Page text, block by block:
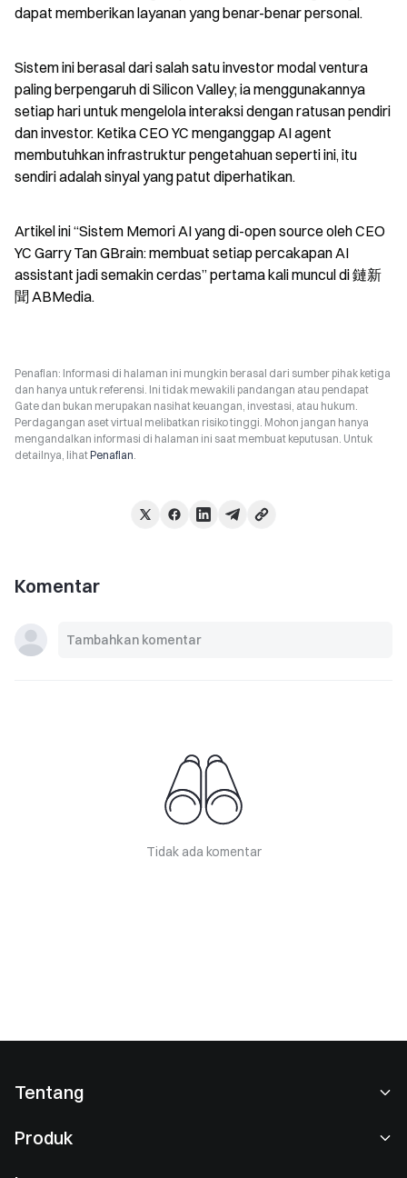
dapat memberikan layanan yang benar-benar personal.
Sistem ini berasal dari salah satu investor modal ventura
paling berpengaruh di Silicon Valley; ia menggunakannya
setiap hari untuk mengelola interaksi dengan ratusan pendiri
dan investor. Ketika CEO YC menganggap AI agent
membutuhkan infrastruktur pengetahuan seperti ini, itu
sendiri adalah sinyal yang patut diperhatikan.
Artikel ini “Sistem Memori AI yang di-open source oleh CEO
YC Garry Tan GBrain: membuat setiap percakapan AI
assistant jadi semakin cerdas” pertama kali muncul di 鏈新
聞 ABMedia.
Penafian: Informasi di halaman ini mungkin berasal dari sumber pihak ketiga
dan hanya untuk referensi. Ini tidak mewakili pandangan atau pendapat
Gate dan bukan merupakan nasihat keuangan, investasi, atau hukum.
Perdagangan aset virtual melibatkan risiko tinggi. Mohon jangan hanya
mengandalkan informasi di halaman ini saat membuat keputusan. Untuk
detailnya, lihatPenafian.
Komentar
Tidak ada komentar
Tentang
Produk